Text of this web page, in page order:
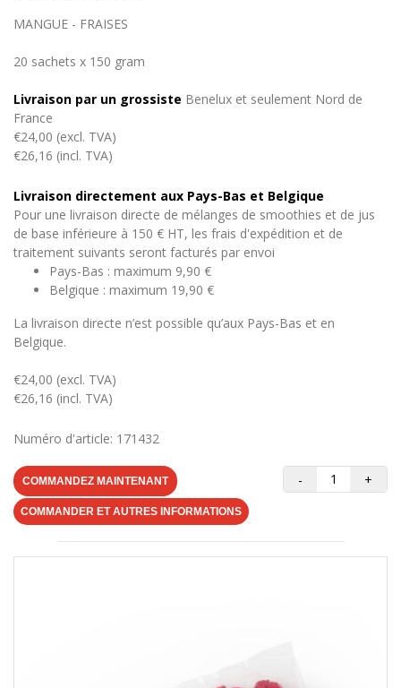
MANGUE - FRAISES
20 sachets x 150 gram
Livraison par un grossiste Benelux et seulement Nord de
France
€24,00 (excl. TVA)
€26,16 (incl. TVA)
Livraison directement aux Pays-Bas et Belgique
Pour une livraison directe de mélanges de smoothies et de jus
de base inférieure à 150 € HT, les frais d'expédition et de
traitement suivants seront facturés par envoi
Pays-Bas : maximum 9,90 €
Belgique : maximum 19,90 €
La livraison directe n’est possible qu’aux Pays-Bas et en
Belgique.
€24,00 (excl. TVA)
€26,16 (incl. TVA)
Numéro d'article: 171432
COMMANDEZ MAINTENANT - +
COMMANDER ET AUTRES INFORMATIONS